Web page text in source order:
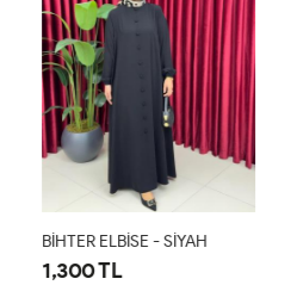
BİHTER ELBİSE - SİYAH
1,300 TL